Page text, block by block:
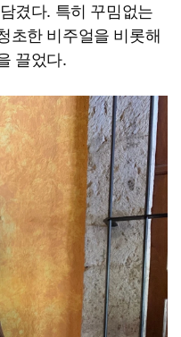
겼다. 특히 꾸밈없는
초한 비주얼을 비롯해
끌었다.